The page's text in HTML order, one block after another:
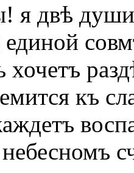
я двѣ души
къ